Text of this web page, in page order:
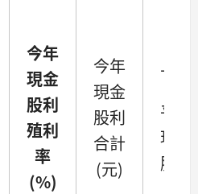
今年
現金
股利
殖利
率
(%)
今年
現金
股利
合計
(元)
十年
平均
現金
股利